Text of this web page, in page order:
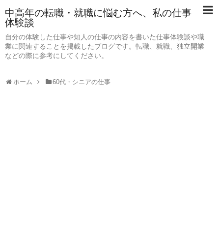
中高年の転職・就職に悩む方へ、私の仕事
体験談
自分の体験した仕事や知人の仕事の内容を書いた仕事体験談や職
業に関連することを掲載したブログです。転職、就職、独立開業
などの際に参考にしてください。
ホーム 60代・シニアの仕事